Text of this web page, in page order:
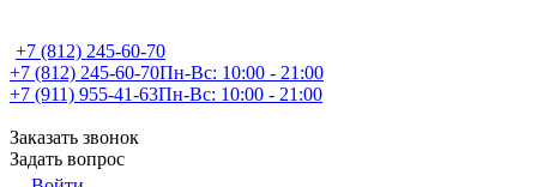
+7 (812) 245-60-70
+7 (812) 245-60-70Пн-Вс: 10:00 - 21:00
+7 (911) 955-41-63Пн-Вс: 10:00 - 21:00
Заказать звонок
Задать вопрос